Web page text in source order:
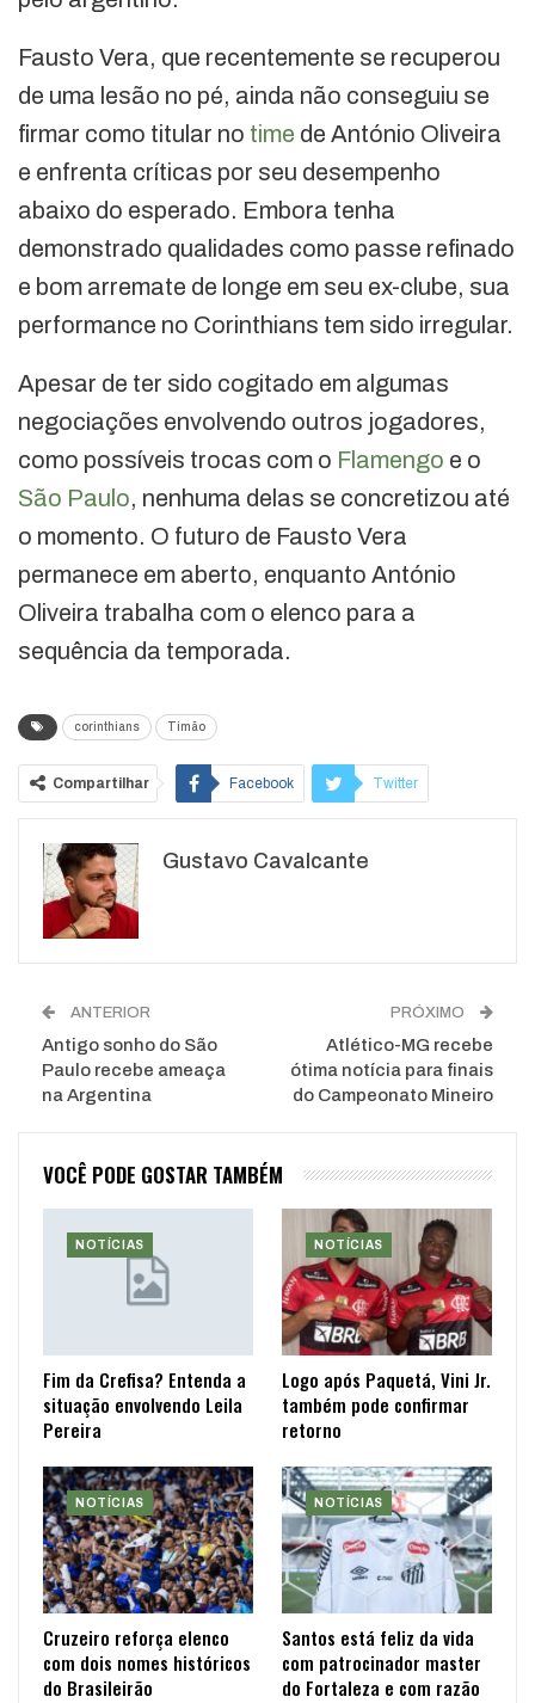
Fausto Vera, que recentemente se recuperou
de uma lesão no pé, ainda não conseguiu se
firmar como titular no time de António Oliveira
e enfrenta críticas por seu desempenho
abaixo do esperado. Embora tenha
demonstrado qualidades como passe refinado
e bom arremate de longe em seu ex-clube, sua
performance no Corinthians tem sido irregular.
Apesar de ter sido cogitado em algumas
negociações envolvendo outros jogadores,
como possíveis trocas com o Flamengo e o
São Paulo, nenhuma delas se concretizou até
o momento. O futuro de Fausto Vera
permanece em aberto, enquanto António
Oliveira trabalha com o elenco para a
sequência da temporada.
corinthians Timão
Compartilhar Facebook Twitter
WhatsApp
Gustavo Cavalcante
ANTERIOR
Antigo sonho do São
Paulo recebe ameaça
na Argentina
PRÓXIMO
Atlético-MG recebe
ótima notícia para finais
do Campeonato Mineiro
VOCÊ PODE GOSTAR TAMBÉM
NOTÍCIAS
Fim da Crefisa? Entenda a
situação envolvendo Leila
Pereira
NOTÍCIAS
Logo após Paquetá, Vini Jr.
também pode confirmar
retorno
NOTÍCIAS
Cruzeiro reforça elenco
com dois nomes históricos
do Brasileirão
NOTÍCIAS
Santos está feliz da vida
com patrocinador master
do Fortaleza e com razão